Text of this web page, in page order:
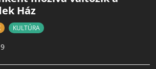
Ház
KULTÚRA